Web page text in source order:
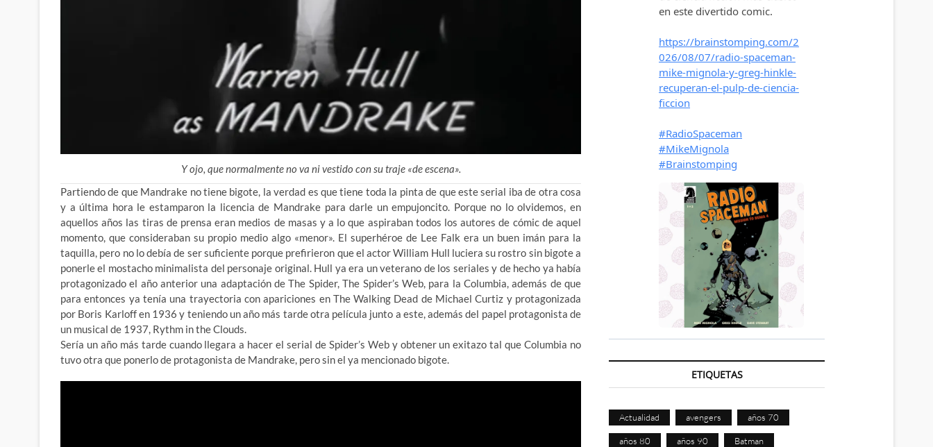
Y ojo, que normalmente no va ni vestido con su traje «de escena».
Partiendo de que Mandrake no tiene bigote, la verdad es que tiene toda la pinta de que este serial iba de otra cosa
y a última hora le estamparon la licencia de Mandrake para darle un empujoncito. Porque no lo olvidemos, en
aquellos años las tiras de prensa eran medios de masas y a lo que aspiraban todos los autores de cómic de aquel
momento, que consideraban su propio medio algo «menor». El superhéroe de Lee Falk era un buen imán para la
taquilla, pero no lo debía de ser suficiente porque prefirieron que el actor William Hull luciera su rostro sin bigote a
ponerle el mostacho minimalista del personaje original. Hull ya era un veterano de los seriales y de hecho ya había
protagonizado el año anterior una adaptación de The Spider, The Spider’s Web, para la Columbia, además de que
para entonces ya tenía una trayectoria con apariciones en The Walking Dead de Michael Curtiz y protagonizada
por Boris Karloff en 1936 y teniendo un año más tarde otra película junto a este, además del papel protagonista de
un musical de 1937, Rythm in the Clouds.
Sería un año más tarde cuando llegara a hacer el serial de Spider’s Web y obtener un exitazo tal que Columbia no
tuvo otra que ponerlo de protagonista de Mandrake, pero sin el ya mencionado bigote.
ETIQUETAS
Actualidad avengers años 70
años 80 años 90 Batman